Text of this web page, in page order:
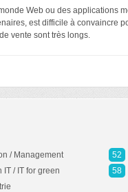
Web ou des applications
est difficile à convaincre
vente sont très longs.
/ Management
52
IT / IT for green
58